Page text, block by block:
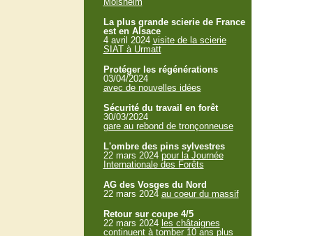
La plus grande scierie de France
est en Alsace
4 avril 2024 visite de la scierie
SIAT à Urmatt
Protéger les régénérations
03/04/2024
avec de nouvelles idées
Sécurité du travail en forêt
30/03/2024
gare au rebond de tronçonneuse
L'ombre des pins sylvestres
22 mars 2024 pour la Journée
Internationale des Forêts
AG des Vosges du Nord
22 mars 2024 au coeur du massif
Retour sur coupe 4/5
22 mars 2024 les châtaignes
continuent à tomber 10 ans plus